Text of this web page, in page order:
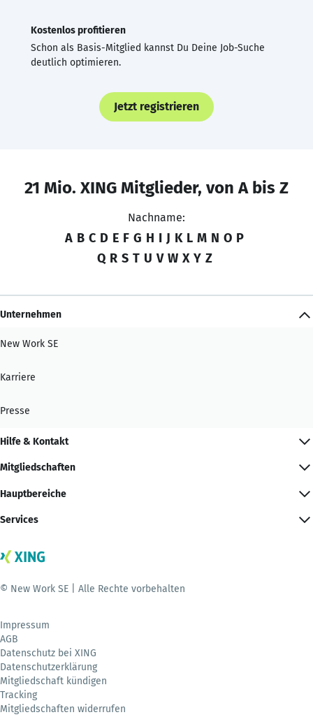
Kostenlos profitieren
Schon als Basis-Mitglied kannst Du Deine Job-Suche
deutlich optimieren.
Jetzt registrieren
21 Mio. XING Mitglieder, von A bis Z
Nachname:
A B C D E F G H I J K L M N O P
Q R S T U V W X Y Z
Unternehmen
New Work SE
Karriere
Presse
Hilfe & Kontakt
Mitgliedschaften
Hauptbereiche
Services
© New Work SE | Alle Rechte vorbehalten
Impressum
AGB
Datenschutz bei XING
Datenschutzerklärung
Mitgliedschaft kündigen
Tracking
Mitgliedschaften widerrufen